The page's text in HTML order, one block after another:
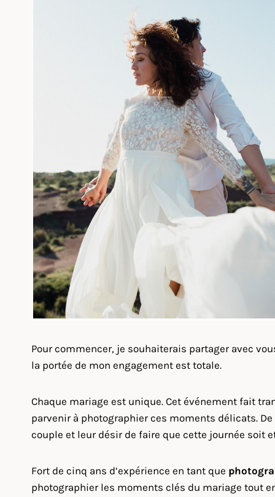
Pour commencer, je souhaiterais partager avec
la portée de mon engagement est totale.
Chaque mariage est unique. Cet événement fait
parvenir à photographier ces moments délicats.
couple et leur désir de faire que cette journée soit
Fort de cinq ans d’expérience en tant que
photographier les moments clés du mariage tout